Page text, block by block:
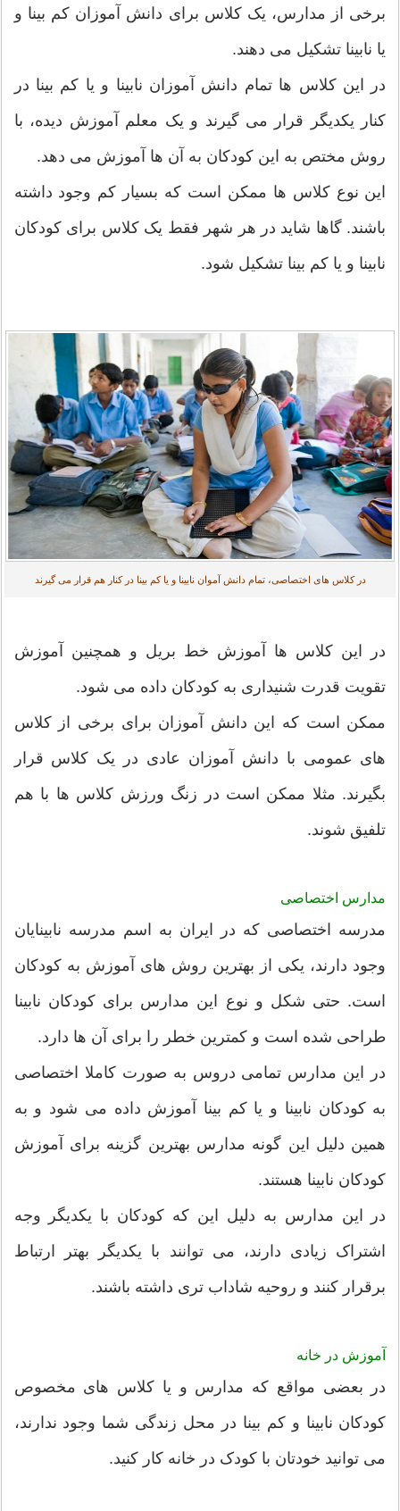
برخی از مدارس، یک کلاس برای دانش آموزان کم بینا و
یا نابینا تشکیل می دهند.
در این کلاس ها تمام دانش آموزان نابینا و یا کم بینا در
کنار یکدیگر قرار می گیرند و یک معلم آموزش دیده، با
روش مختص به این کودکان به آن ها آموزش می دهد.
این نوع کلاس ها ممکن است که بسیار کم وجود داشته
باشند. گاها شاید در هر شهر فقط یک کلاس برای کودکان
نابینا و یا کم بینا تشکیل شود.
در کلاس های اختصاصی، تمام دانش آموان نابینا و یا کم بینا در کنار هم قرار می گیرند
در این کلاس ها آموزش خط بریل و همچنین آموزش
تقویت قدرت شنیداری به کودکان داده می شود.
ممکن است که این دانش آموزان برای برخی از کلاس
های عمومی با دانش آموزان عادی در یک کلاس قرار
بگیرند. مثلا ممکن است در زنگ ورزش کلاس ها با هم
تلفیق شوند.
مدارس اختصاصی
مدرسه اختصاصی که در ایران به اسم مدرسه نابینایان
وجود دارند، یکی از بهترین روش های آموزش به کودکان
است. حتی شکل و نوع این مدارس برای کودکان نابینا
طراحی شده است و کمترین خطر را برای آن ها دارد.
در این مدارس تمامی دروس به صورت کاملا اختصاصی
به کودکان نابینا و یا کم بینا آموزش داده می شود و به
همین دلیل این گونه مدارس بهترین گزینه برای آموزش
کودکان نابینا هستند.
در این مدارس به دلیل این که کودکان با یکدیگر وجه
اشتراک زیادی دارند، می توانند با یکدیگر بهتر ارتباط
برقرار کنند و روحیه شاداب تری داشته باشند.
آموزش در خانه
در بعضی مواقع که مدارس و یا کلاس های مخصوص
کودکان نابینا و کم بینا در محل زندگی شما وجود ندارند،
می توانید خودتان با کودک در خانه کار کنید.